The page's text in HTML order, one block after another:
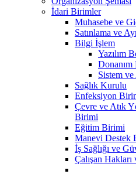
İdari Birimler
Muhasebe ve
Satınlama ve
Bilgi İşlem
Yazılım
Donanım
Sistem ve
Sağlık Kurulu
Enfeksiyon
Çevre ve Atık
Birimi
Eğitim Birimi
Manevi Destek
İş Sağlığı ve
Çalışan